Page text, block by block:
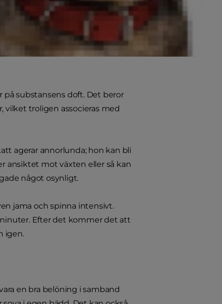
från Nordafrika och
Växtens smeknamn,
förtjusning i växten.
substansens doft. Det beror
troligen associeras med
agerar annorlunda; hon kan bli
ansiktet mot växten eller så kan
något osynligt.
jama och spinna intensivt.
Efter det kommer det att
igen.
en bra belöning i samband